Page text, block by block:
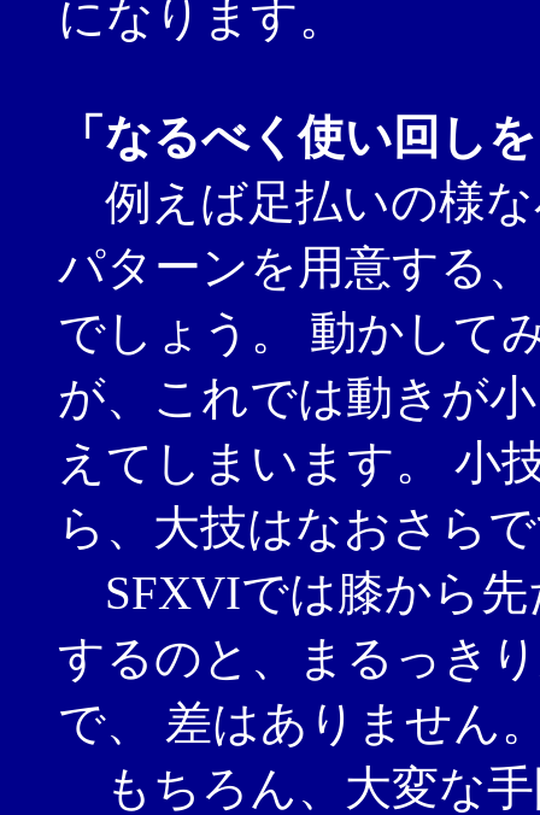
になります。
「なるべく使い回し
例えば足払いの様
パターンを用意する
でしょう。 動かして
が、これでは動きが
えてしまいます。 小
ら、大技はなおさら
SFXVIでは膝から先
するのと、まるっき
で、 差はありません
もちろん、大変な